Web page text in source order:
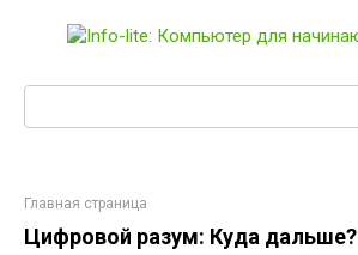
Главная страница
Цифровой разум: Куда дальше?